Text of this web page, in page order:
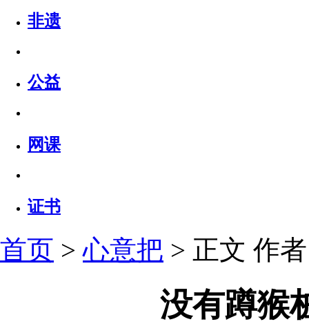
非遗
公益
网课
证书
首页 >心意把 > 正文 作
没有蹲猴